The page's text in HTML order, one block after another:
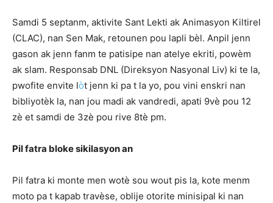
Samdi 5 septanm, aktivite Sant Lekti ak Animasyon Kiltirel
(CLAC), nan Sen Mak, retounen pou lapli bèl. Anpil jenn
gason ak jenn fanm te patisipe nan atelye ekriti, powèm
ak slam. Responsab DNL (Direksyon Nasyonal Liv) ki te la,
pwofite envite lòt jenn ki pa t la yo, pou vini enskri nan
bibliyotèk la, nan jou madi ak vandredi, apati 9vè pou 12
zè et samdi de 3zè pou rive 8tè pm.
Pil fatra bloke sikilasyon an
Pil fatra ki monte men wotè sou wout pis la, kote menm
moto pa t kapab travèse, oblije otorite minisipal ki nan